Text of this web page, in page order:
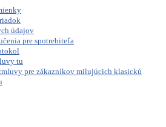
údajov
pre spotrebiteľa
tu
pre zákazníkov milujúcich klasickú